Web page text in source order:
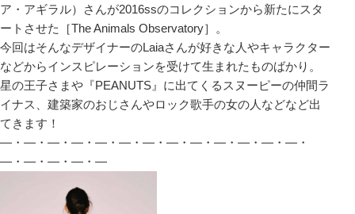
ア・アギラル）さんが2016ssのコレクションから新たにスタ
ートさせた［The Animals Observatory］。
今回はそんなデザイナーのLaiaさんが好きな人やキャラクター
などからインスピレーションを受けて生まれたものばかり。
星の王子さまや『PEANUTS』に出てくるスヌーピーの仲間ラ
イナス、建築家のおじさんやロック歌手の女の人などなど出
てきます！
―・―・―・―・―・―・―・―・―・―・―・―・―・
―・―・―・―・―